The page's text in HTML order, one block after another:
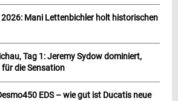
2026: Mani Lettenbichler holt historischen
Tag 1: Jeremy Sydow dominiert,
die Sensation
EDS – wie gut ist Ducatis neue